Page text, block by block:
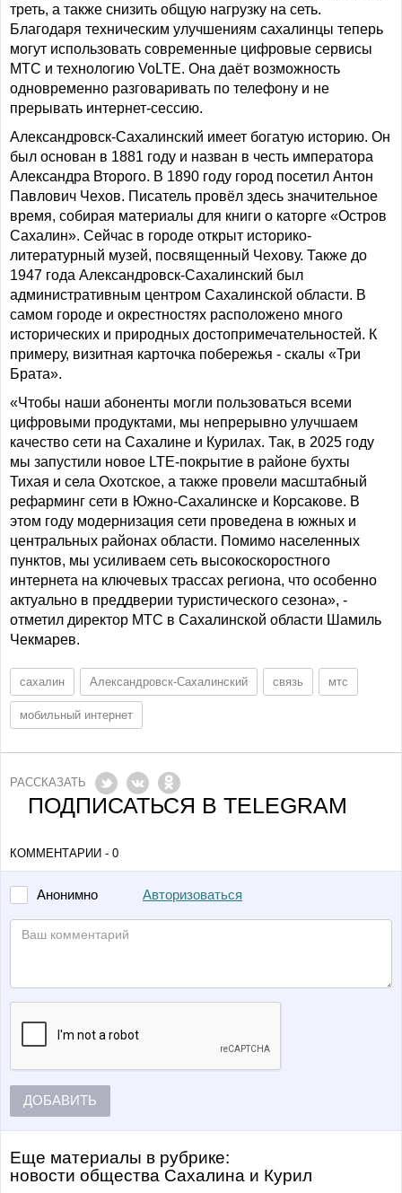
треть, а также снизить общую нагрузку на сеть.
Благодаря техническим улучшениям сахалинцы теперь
могут использовать современные цифровые сервисы
МТС и технологию VoLTE. Она даёт возможность
одновременно разговаривать по телефону и не
прерывать интернет-сессию.
Александровск-Сахалинский имеет богатую историю. Он
был основан в 1881 году и назван в честь императора
Александра Второго. В 1890 году город посетил Антон
Павлович Чехов. Писатель провёл здесь значительное
время, собирая материалы для книги о каторге «Остров
Сахалин». Сейчас в городе открыт историко-
литературный музей, посвященный Чехову. Также до
1947 года Александровск-Сахалинский был
административным центром Сахалинской области. В
самом городе и окрестностях расположено много
исторических и природных достопримечательностей. К
примеру, визитная карточка побережья - скалы «Три
Брата».
«Чтобы наши абоненты могли пользоваться всеми
цифровыми продуктами, мы непрерывно улучшаем
качество сети на Сахалине и Курилах. Так, в 2025 году
мы запустили новое LTE-покрытие в районе бухты
Тихая и села Охотское, а также провели масштабный
рефарминг сети в Южно-Сахалинске и Корсакове. В
этом году модернизация сети проведена в южных и
центральных районах области. Помимо населенных
пунктов, мы усиливаем сеть высокоскоростного
интернета на ключевых трассах региона, что особенно
актуально в преддверии туристического сезона», -
отметил директор МТС в Сахалинской области Шамиль
Чекмарев.
сахалин Александровск-Сахалинский связь мтс
мобильный интернет
РАССКАЗАТЬ
ПОДПИСАТЬСЯ В TELEGRAM
КОММЕНТАРИИ - 0
Анонимно Авторизоваться
ДОБАВИТЬ
Еще материалы в рубрике:
Новости общества Сахалина и Курил